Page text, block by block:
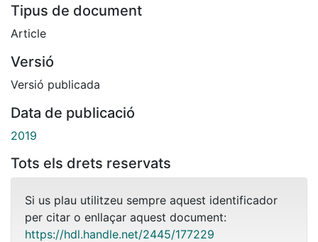
Tipus de document
Article
Versió
Versió publicada
Data de publicació
2019
Tots els drets reservats
Si us plau utilitzeu sempre aquest identificador
per citar o enllaçar aquest document:
https://hdl.handle.net/2445/177229